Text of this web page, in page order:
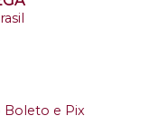
Boleto e Pix